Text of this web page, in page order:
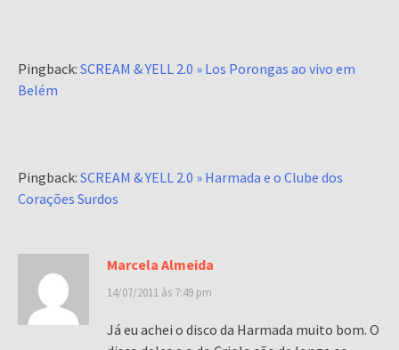
Pingback: SCREAM & YELL 2.0 » Los Porongas ao vivo em
Belém
Pingback: SCREAM & YELL 2.0 » Harmada e o Clube dos
Corações Surdos
Marcela Almeida
14/07/2011 às 7:49 pm
Já eu achei o disco da Harmada muito bom. O